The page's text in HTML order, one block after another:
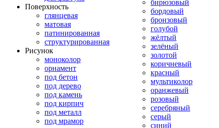
Поверхность
глянцевая
матовая
патинированная
структурированная
Рисунок
моноколор
орнамент
под бетон
под дерево
под камень
под кирпич
под металл
под мрамор
бирюзовый
бордовый
бронзовый
голубой
жёлтый
зелёный
золотой
коричневый
красный
мультиколор
оранжевый
розовый
серебряный
серый
синий